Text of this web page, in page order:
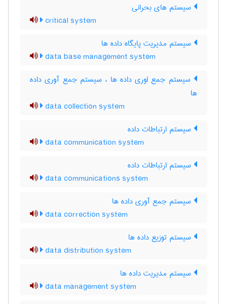
سیستم های بحرانی
critical system
سیستم مدیریت پایگاه داده ها
data base management system
سیستم جمع اوری داده ها ، سیستم جمع آوری داده
ها
data collection system
سیستم ارتباطات داده
data communication system
سیستم ارتباطات داده
data communications system
سیستم جمع آوری داده ها
data correction system
سیستم توزیع داده ها
data distribution system
سیستم مدیریت داده ها
data management system